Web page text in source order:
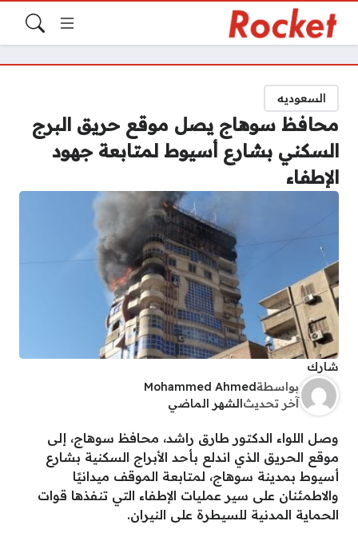
السعوديه
محافظ سوهاج يصل موقع حريق البرج
السكني بشارع أسيوط لمتابعة جهود
الإطفاء
شارك
بواسطةMohammed Ahmed
آخر تحديث الشهر الماضي
وصل اللواء الدكتور طارق راشد، محافظ سوهاج، إلى
موقع الحريق الذي اندلع بأحد الأبراج السكنية بشارع
أسيوط بمدينة سوهاج، لمتابعة الموقف ميدانيًا
والاطمئنان على سير عمليات الإطفاء التي تنفذها قوات
الحماية المدنية للسيطرة على النيران.